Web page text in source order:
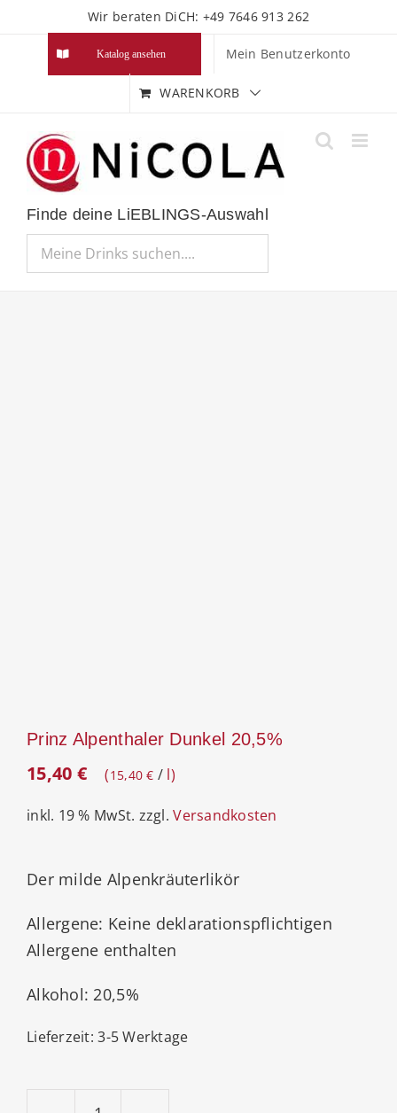
springen
Wir beraten DiCH: +49 7646 913 262
Katalog ansehen Mein Benutzerkonto
WARENKORB
Finde deine LiEBLINGS-Auswahl
Prinz Alpenthaler Dunkel 20,5%
15,40 € 15,40€ / l
inkl. 19 % MwSt. zzgl.Versandkosten
Der milde Alpenkräuterlikör
Allergene: Keine deklarationspflichtigen
Allergene enthalten
Alkohol: 20,5%
Lieferzeit:3-5 Werktage